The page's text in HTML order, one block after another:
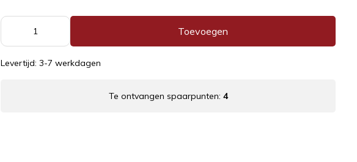
Toevoegen
Levertijd: 3-7 werkdagen
Te ontvangen spaarpunten: 4